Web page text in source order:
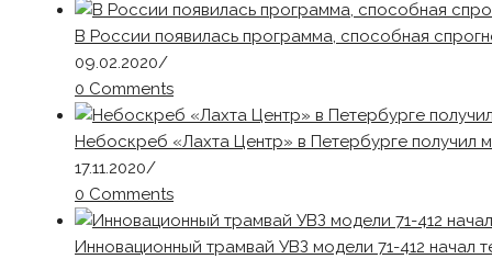
В России появилась программа, способная
09.02.2020/
0 Comments
Небоскреб «Лахта Центр» в Петербурге
17.11.2020/
0 Comments
Инновационный трамвай УВЗ модели 71-412 начал